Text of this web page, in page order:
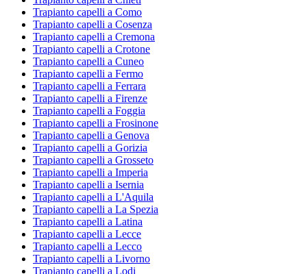
Trapianto capelli a Como
Trapianto capelli a Cosenza
Trapianto capelli a Cremona
Trapianto capelli a Crotone
Trapianto capelli a Cuneo
Trapianto capelli a Fermo
Trapianto capelli a Ferrara
Trapianto capelli a Firenze
Trapianto capelli a Foggia
Trapianto capelli a Frosinone
Trapianto capelli a Genova
Trapianto capelli a Gorizia
Trapianto capelli a Grosseto
Trapianto capelli a Imperia
Trapianto capelli a Isernia
Trapianto capelli a L'Aquila
Trapianto capelli a La Spezia
Trapianto capelli a Latina
Trapianto capelli a Lecce
Trapianto capelli a Lecco
Trapianto capelli a Livorno
Trapianto capelli a Lodi